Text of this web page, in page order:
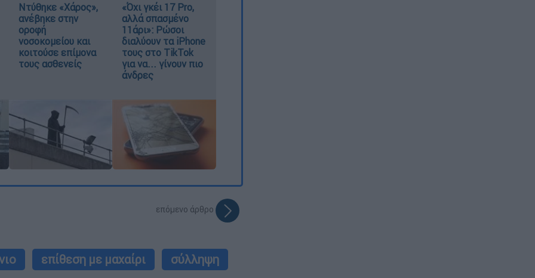
Ντύθηκε «Χάρος»,
ανέβηκε στην
οροφή
νοσοκομείου και
κοιτούσε επίμονα
τους ασθενείς
«Όχι γκέι 17 Pro,
αλλά σπασμένο
11άρι»: Ρώσοι
διαλύουν τα iPhone
τους στο TikTok
για να... γίνουν πιο
άνδρες
επόμενο άρθρο
επίθεση με μαχαίρι σύλληψη